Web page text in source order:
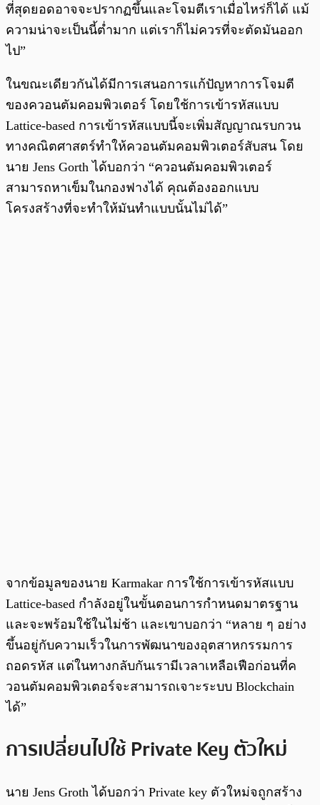
ที่สุดยอดอาจจะปรากฏขึ้นและโจมตีเราเมื่อไหร่ก็ได้ แม้
ความน่าจะเป็นนี้ต่ำมาก แต่เราก็ไม่ควรที่จะตัดมันออก
ไป”
ในขณะเดียวกันได้มีการเสนอการแก้ปัญหาการโจมตี
ของควอนตัมคอมพิวเตอร์ โดยใช้การเข้ารหัสแบบ
Lattice-based การเข้ารหัสแบบนี้จะเพิ่มสัญญาณรบกวน
ทางคณิตศาสตร์ทำให้ควอนตัมคอมพิวเตอร์สับสน โดย
นาย Jens Gorth ได้บอกว่า “ควอนตัมคอมพิวเตอร์
สามารถหาเข็มในกองฟางได้ คุณต้องออกแบบ
โครงสร้างที่จะทำให้มันทำแบบนั้นไม่ได้”
จากข้อมูลของนาย Karmakar การใช้การเข้ารหัสแบบ
Lattice-based กำลังอยู่ในขั้นตอนการกำหนดมาตรฐาน
และจะพร้อมใช้ในไม่ช้า และเขาบอกว่า “หลาย ๆ อย่าง
ขึ้นอยู่กับความเร็วในการพัฒนาของอุตสาหกรรมการ
ถอดรหัส แต่ในทางกลับกันเรามีเวลาเหลือเฟือก่อนที่ค
วอนตัมคอมพิวเตอร์จะสามารถเจาะระบบ Blockchain
ได้”
การเปลี่ยนไปใช้ Private Key ตัวใหม่
นาย Jens Groth ได้บอกว่า Private key ตัวใหม่จถูกสร้าง